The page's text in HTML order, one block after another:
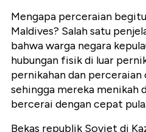
Mengapa perceraian
Maldives? Salah satu
bahwa warga negara
hubungan fisik di luar
pernikahan dan perceraian
sehingga mereka menikah
bercerai dengan cepat pula.
Bekas republik Soviet di